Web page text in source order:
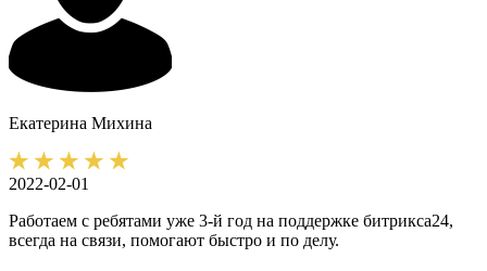
Екатерина Михина
2022-02-01
Работаем с ребятами уже 3-й год на поддержке битрикса24,
всегда на связи, помогают быстро и по делу.